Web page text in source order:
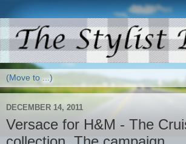
DECEMBER 14, 2011
Versace for H&M - The